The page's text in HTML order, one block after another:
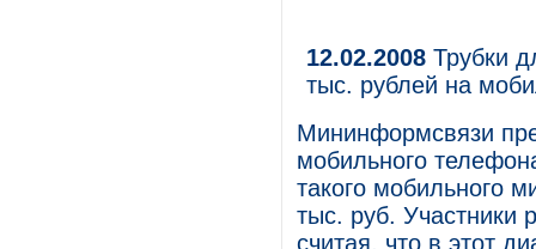
12.02.2008 Трубки
тыс. рублей на
Мининформсвязи
мобильного
такого мобильного
тыс. руб. Участники
считая, что в этот